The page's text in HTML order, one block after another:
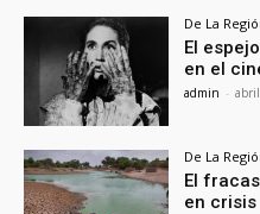
De La
El
en el
admin -
De La
El
en crisis